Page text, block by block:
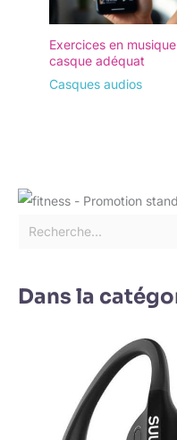
Exercices en
casque adéquat
Casques audios
Dans la